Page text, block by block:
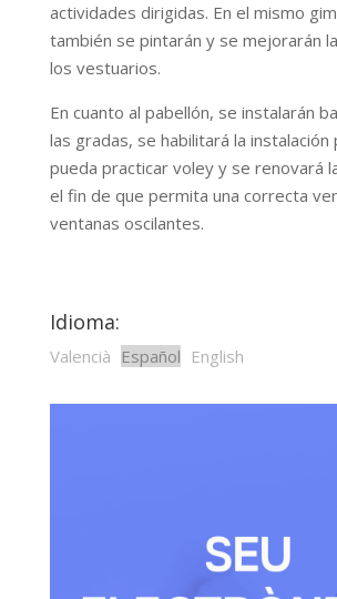
actividades dirigidas. En el mismo
también se pintarán y se mejorarán
los vestuarios.
En cuanto al pabellón, se instalarán
las gradas, se habilitará la instalación
pueda practicar voley y se renovará
el fin de que permita una correcta
ventanas oscilantes.
Idioma:
Valencià Español English